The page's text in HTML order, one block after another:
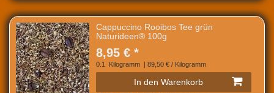
Cappuccino Rooibos Tee grün
Naturideen® 100g
8,95 € *
0.1 Kilogramm | 89,50 € / Kilogramm
In den Warenkorb